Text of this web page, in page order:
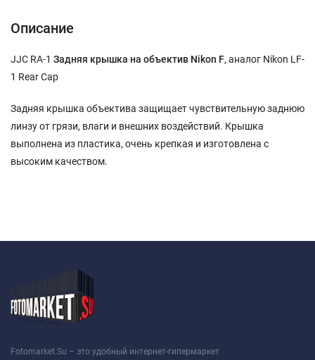
Описание
JJC RA-1 Задняя крышка на объектив Nikon F, аналог Nikon LF-
1 Rear Cap
Задняя крышка объектива защищает чувствительную заднюю
линзу от грязи, влаги и внешних воздействий. Крышка
выполнена из пластика, очень крепкая и изготовлена с
высоким качеством.
Fotomarket.Su – это удобный интернет-гипермаркет